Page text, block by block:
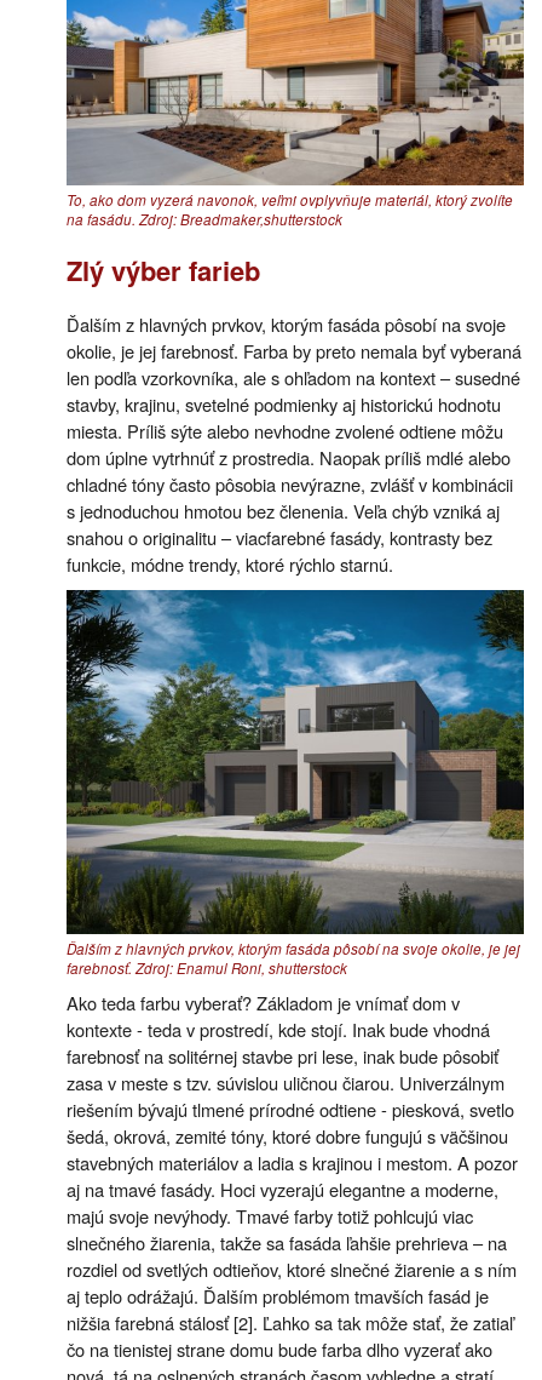
To, ako dom vyzerá navonok, veľmi ovplyvňuje materiál, ktorý zvolíte
na fasádu. Zdroj: Breadmaker,shutterstock
Zlý výber farieb
Ďalším z hlavných prvkov, ktorým fasáda pôsobí na svoje
okolie, je jej farebnosť. Farba by preto nemala byť vyberaná
len podľa vzorkovníka, ale s ohľadom na kontext – susedné
stavby, krajinu, svetelné podmienky aj historickú hodnotu
miesta. Príliš sýte alebo nevhodne zvolené odtiene môžu
dom úplne vytrhnúť z prostredia. Naopak príliš mdlé alebo
chladné tóny často pôsobia nevýrazne, zvlášť v kombinácii
s jednoduchou hmotou bez členenia. Veľa chýb vzniká aj
snahou o originalitu – viacfarebné fasády, kontrasty bez
funkcie, módne trendy, ktoré rýchlo starnú.
Ďalším z hlavných prvkov, ktorým fasáda pôsobí na svoje okolie, je jej
farebnosť. Zdroj: Enamul Roni, shutterstock
Ako teda farbu vyberať? Základom je vnímať dom v
kontexte - teda v prostredí, kde stojí. Inak bude vhodná
farebnosť na solitérnej stavbe pri lese, inak bude pôsobiť
zasa v meste s tzv. súvislou uličnou čiarou. Univerzálnym
riešením bývajú tlmené prírodné odtiene - piesková, svetlo
šedá, okrová, zemité tóny, ktoré dobre fungujú s väčšinou
stavebných materiálov a ladia s krajinou i mestom. A pozor
aj na tmavé fasády. Hoci vyzerajú elegantne a moderne,
majú svoje nevýhody. Tmavé farby totiž pohlcujú viac
slnečného žiarenia, takže sa fasáda ľahšie prehrieva – na
rozdiel od svetlých odtieňov, ktoré slnečné žiarenie a s ním
aj teplo odrážajú. Ďalším problémom tmavších fasád je
nižšia farebná stálosť [2]. Ľahko sa tak môže stať, že zatiaľ
čo na tienistej strane domu bude farba dlho vyzerať ako